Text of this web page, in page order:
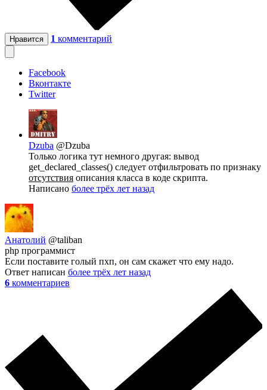
Нравится 1 комментарий
Facebook
Вконтакте
Twitter
Dzuba @Dzuba
Только логика тут немного другая: вывод
get_declared_classes() следует отфильтровать по признаку
отсутствия описания класса в коде скрипта.
Написано более трёх лет назад
Анатолий @taliban
php программист
Если поставите голый пхп, он сам скажет что ему надо.
Ответ написан более трёх лет назад
6 комментариев